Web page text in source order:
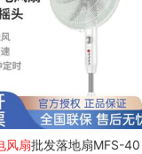
风扇批发落地扇MFS-40